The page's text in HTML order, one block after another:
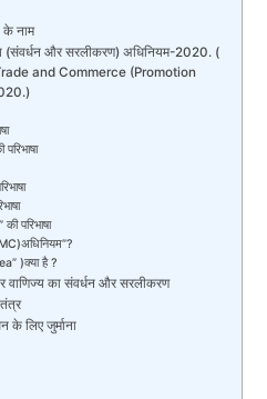
के नाम
(संवर्धन और सरलीकरण) अधिनियम-2020. (
and Commerce (Promotion
परिभाषा
)क्या है ?
वाणिज्य का संवर्धन और सरलीकरण
लिए जुर्माना